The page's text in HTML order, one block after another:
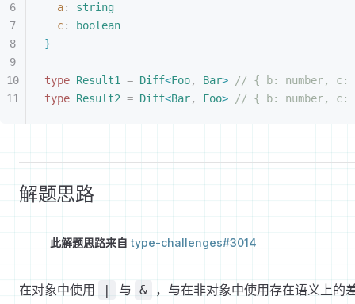
a: string
c:
boolean
}
type Result1 = Diff<Foo, Bar> // { b: number, c:
type Result2 = Diff<Bar, Foo> // { b: number, c:
解题思路
此解题思路来自 type-challenges#3014
在对象中使用 与 &
，与在非对象中使用存在语义上的